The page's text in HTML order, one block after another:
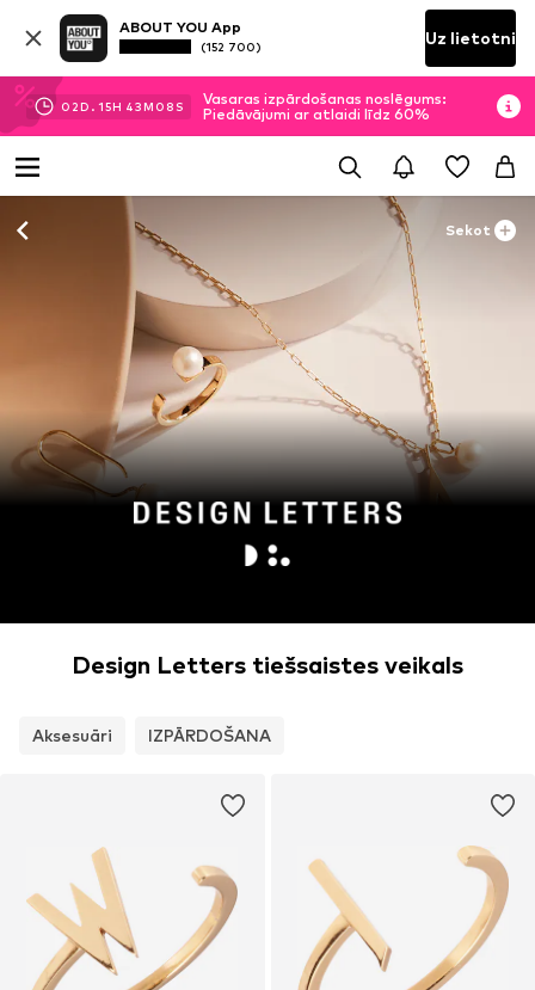
ABOUT YOU App
(152 700) Uz lietotni
02D. 15H 43M 07 S
Vasaras izpārdošanas noslēgums:
Piedāvājumi ar atlaidi līdz 60%
Sekot
Design Letters tiešsaistes veikals
Aksesuāri IZPĀRDOŠANA